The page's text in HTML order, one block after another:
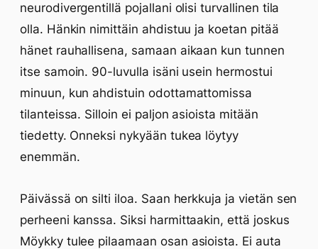
neurodivergentillä pojallani olisi turvallinen tila
olla. Hänkin nimittäin ahdistuu ja koetan pitää
hänet rauhallisena, samaan aikaan kun tunnen
itse samoin. 90-luvulla isäni usein hermostui
minuun, kun ahdistuin odottamattomissa
tilanteissa. Silloin ei paljon asioista mitään
tiedetty. Onneksi nykyään tukea löytyy
enemmän.
Päivässä on silti iloa. Saan herkkuja ja vietän sen
perheeni kanssa. Siksi harmittaakin, että joskus
Möykky tulee pilaamaan osan asioista. Ei auta